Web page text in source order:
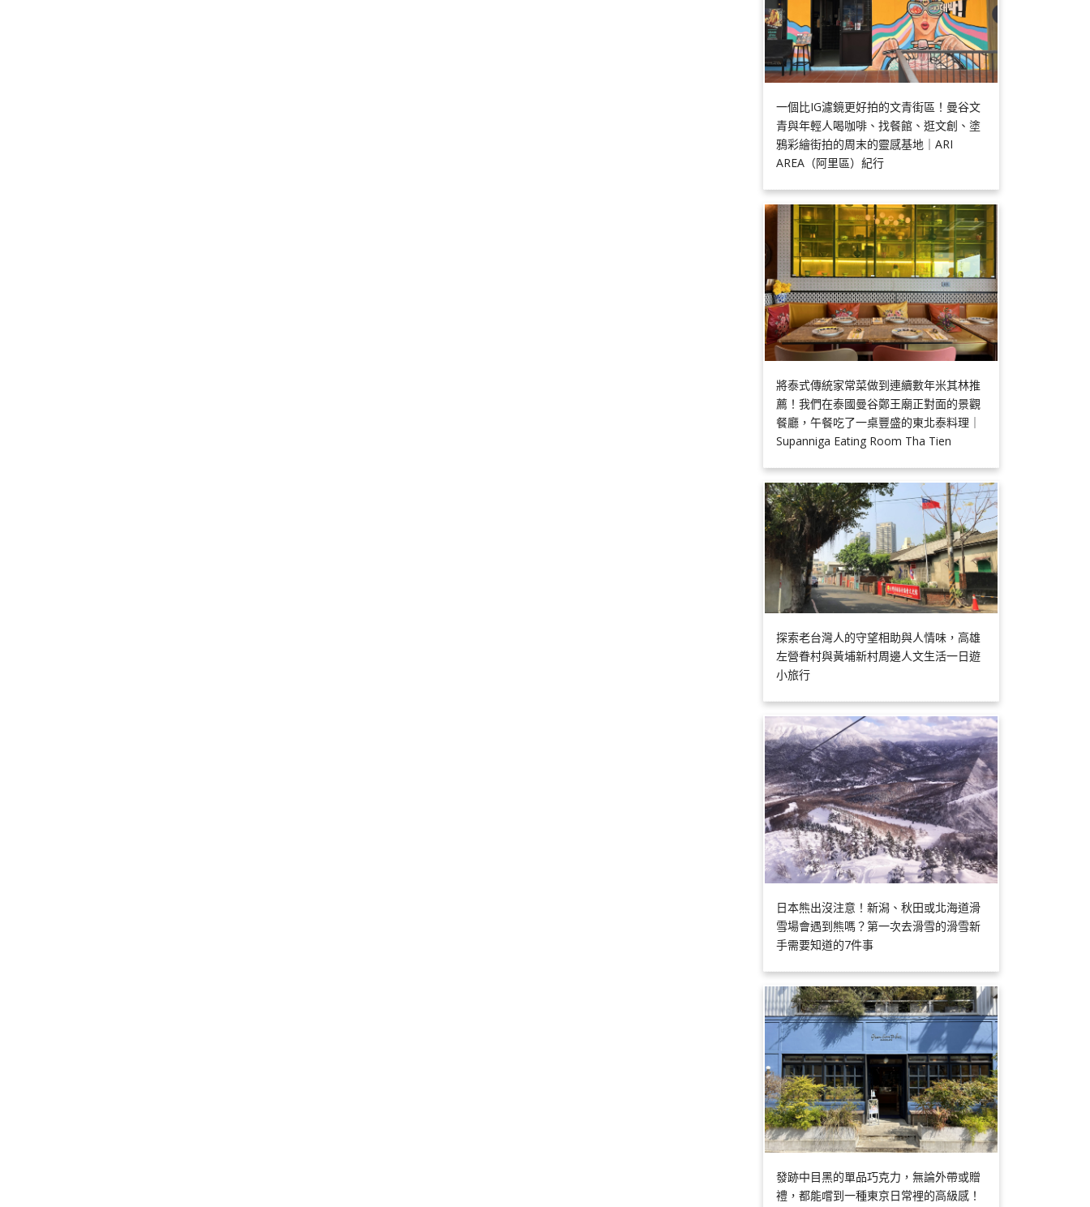
一個比IG濾鏡更好拍的文青街區！曼谷文
青與年輕人喝咖啡、找餐館、逛文創、塗
鴉彩繪街拍的周末的靈感基地｜ARI
AREA（阿里區）紀行
將泰式傳統家常菜做到連續數年米其林推
薦！我們在泰國曼谷鄭王廟正對面的景觀
餐廳，午餐吃了一桌豐盛的東北泰料理｜
Supanniga Eating Room Tha Tien
探索老台灣人的守望相助與人情味，高雄
左營眷村與黃埔新村周邊人文生活一日遊
小旅行
日本熊出沒注意！新潟、秋田或北海道滑
雪場會遇到熊嗎？第一次去滑雪的滑雪新
手需要知道的7件事
發跡中目黑的單品巧克力，無論外帶或贈
禮，都能嚐到一種東京日常裡的高級感！